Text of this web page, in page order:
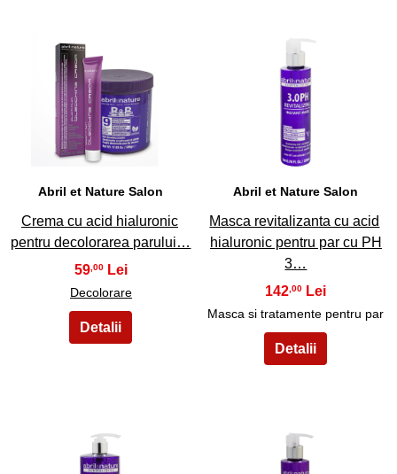
21
Abril et Nature Salon
Crema cu acid hialuronic
pentru decolorarea parului…
59,00
Decolorare
22
Abril et Nature Salon
Masca revitalizanta cu acid
hialuronic pentru par cu PH
3…
142,00
Masca si tratamente pentru par